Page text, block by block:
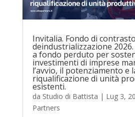
Invitalia. Fondo di
deindustrializzazione
a fondo perduto per
investimenti di imprese
l’avvio, il potenziamento e
riqualificazione di unità
esistenti.
da Studio di Battista | Lug 3,
Partners